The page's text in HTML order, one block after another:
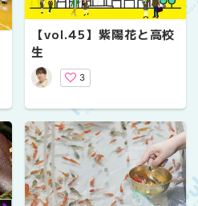
【vol.45】紫陽花と高校
生
3